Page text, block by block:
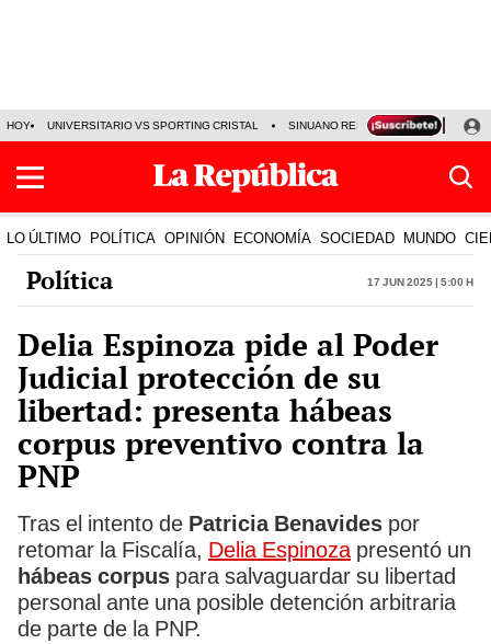
HOY UNIVERSITARIO VS SPORTING CRISTAL SINUANO RESULTADOS HOY
LO ÚLTIMO POLÍTICA OPINIÓN ECONOMÍA SOCIEDAD MUNDO
Política 17 Jun 2025 | 5:00 h
Delia Espinoza pide al Poder
Judicial protección de su
libertad: presenta hábeas
corpus preventivo contra la
PNP
Tras el intento de Patricia Benavides por
retomar la Fiscalía, Delia Espinozapresentó un
hábeas corpus para salvaguardar su libertad
personal ante una posible detención arbitraria
de parte de la PNP.